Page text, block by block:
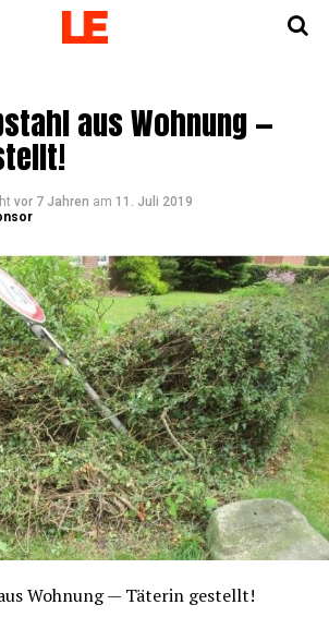
aus Woh­nung —
vor 7 Jahren am 11. Juli 2019
Woh­nung — Täte­rin gestellt!